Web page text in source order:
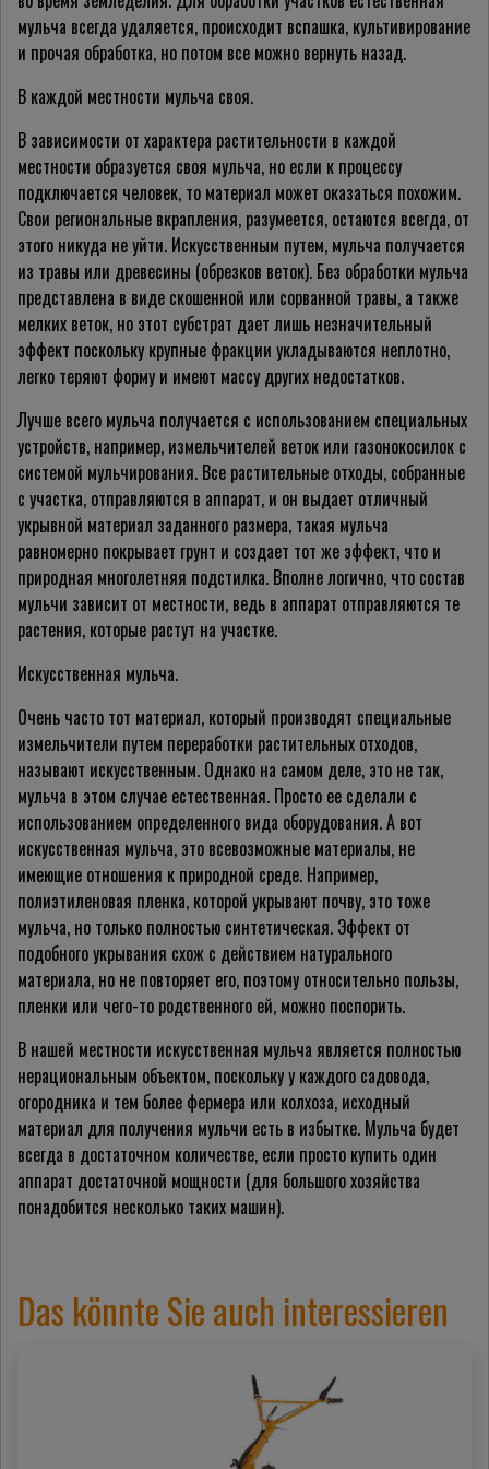
мульча всегда удаляется, происходит вспашка, культивирование
и прочая обработка, но потом все можно вернуть назад.
В каждой местности мульча своя.
В зависимости от характера растительности в каждой
местности образуется своя мульча, но если к процессу
подключается человек, то материал может оказаться похожим.
Свои региональные вкрапления, разумеется, остаются всегда, от
этого никуда не уйти. Искусственным путем, мульча получается
из травы или древесины (обрезков веток). Без обработки мульча
представлена в виде скошенной или сорванной травы, а также
мелких веток, но этот субстрат дает лишь незначительный
эффект поскольку крупные фракции укладываются неплотно,
легко теряют форму и имеют массу других недостатков.
Лучше всего мульча получается с использованием специальных
устройств, например, измельчителей веток или газонокосилок с
системой мульчирования. Все растительные отходы, собранные
с участка, отправляются в аппарат, и он выдает отличный
укрывной материал заданного размера, такая мульча
равномерно покрывает грунт и создает тот же эффект, что и
природная многолетняя подстилка. Вполне логично, что состав
мульчи зависит от местности, ведь в аппарат отправляются те
растения, которые растут на участке.
Искусственная мульча.
Очень часто тот материал, который производят специальные
измельчители путем переработки растительных отходов,
называют искусственным. Однако на самом деле, это не так,
мульча в этом случае естественная. Просто ее сделали с
использованием определенного вида оборудования. А вот
искусственная мульча, это всевозможные материалы, не
имеющие отношения к природной среде. Например,
полиэтиленовая пленка, которой укрывают почву, это тоже
мульча, но только полностью синтетическая. Эффект от
подобного укрывания схож с действием натурального
материала, но не повторяет его, поэтому относительно пользы,
пленки или чего-то родственного ей, можно поспорить.
В нашей местности искусственная мульча является полностью
нерациональным объектом, поскольку у каждого садовода,
огородника и тем более фермера или колхоза, исходный
материал для получения мульчи есть в избытке. Мульча будет
всегда в достаточном количестве, если просто купить один
аппарат достаточной мощности (для большого хозяйства
понадобится несколько таких машин).
Das könnte Sie auch interessieren